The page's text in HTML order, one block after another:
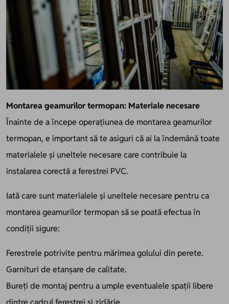
Montarea geamurilor termopan: Materiale necesare
Înainte de a începe operațiunea de montarea geamurilor
termopan, e important să te asiguri că ai la îndemână toate
materialele și uneltele necesare care contribuie la
instalarea corectă a ferestrei PVC.
Iată care sunt materialele și uneltele necesare pentru ca
montarea geamurilor termopan să se poată efectua în
condiții sigure:
Ferestrele potrivite pentru mărimea golului din perete.
Garnituri de etanșare de calitate.
Bureți de montaj pentru a umple eventualele spații libere